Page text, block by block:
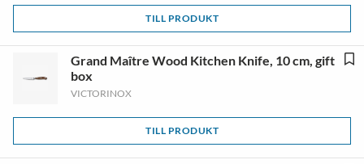
TILL PRODUKT
Grand Maître Wood Kitchen Knife, 10 cm, gift
box
VICTORINOX
TILL PRODUKT